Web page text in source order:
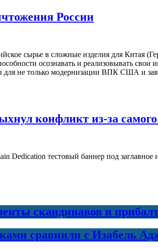
России
сырье в сложные изделия для Китая
осознавать и реализовывать
для не только модернизации ВПК США и
конфликт из-за
Dedication тестовый баннер под
скандинавов и
сравнили с Изабель